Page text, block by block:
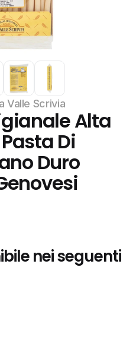
Valle Scrivia
Alta
Di
Duro
nei seguenti